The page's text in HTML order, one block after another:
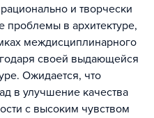
и творчески
проблемы в архитектуре,
междисциплинарного
своей выдающейся
Ожидается, что
в улучшение качества
с высоким чувством